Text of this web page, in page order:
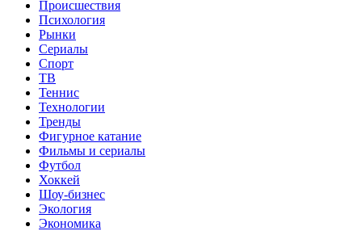
Происшествия
Психология
Рынки
Сериалы
Спорт
ТВ
Теннис
Технологии
Тренды
Фигурное катание
Фильмы и сериалы
Футбол
Хоккей
Шоу-бизнес
Экология
Экономика